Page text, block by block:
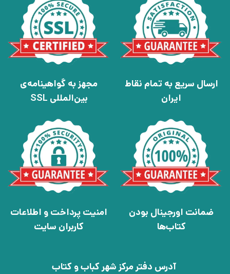
ارسال سریع به تمام نقاط
ایران
مجهز به گواهینامه‌ی
بین‌المللی SSL
ضمانت اورجینال بودن
کتاب‌ها
امنیت پرداخت و اطلاعات
کاربران سایت
آدرس دفتر مرکز شهر کباب و کتاب